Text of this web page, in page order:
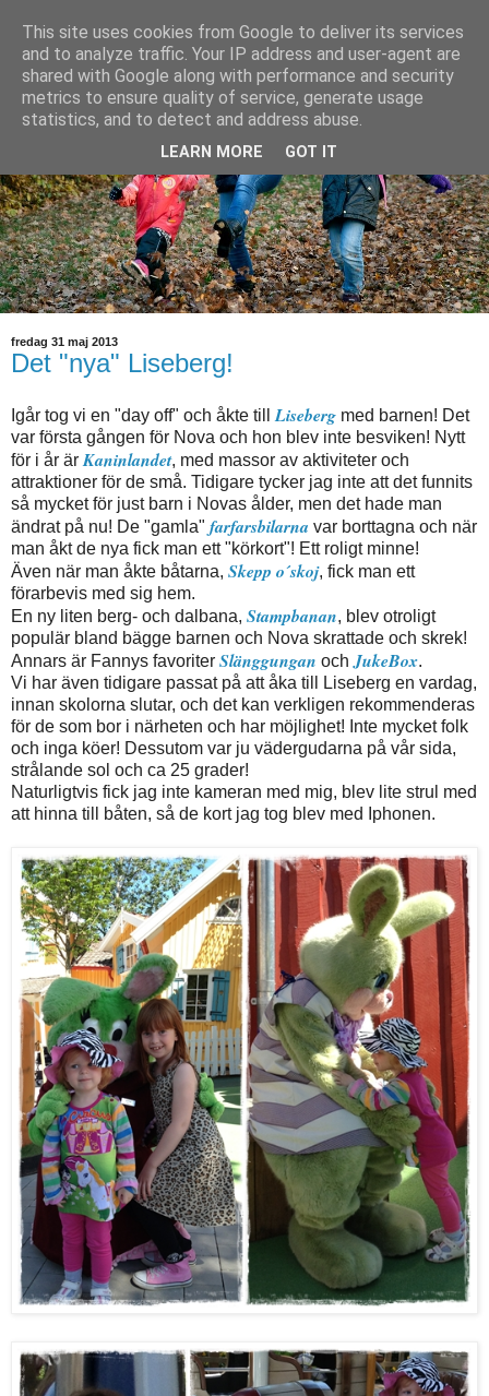
fredag 31 maj 2013
Det "nya" Liseberg!
Igår tog vi en "day off" och åkte tillLiseberg med barnen! Det
var första gången för Nova och hon blev inte besviken! Nytt
för i år ärKaninlandet, med massor av aktiviteter och
attraktioner för de små. Tidigare tycker jag inte att det funnits
så mycket för just barn i Novas ålder, men det hade man
ändrat på nu! De "gamla" farfarsbilarna var borttagna och när
man åkt de nya fick man ett "körkort"! Ett roligt minne!
Även när man åkte båtarna, Skepp o´skoj, fick man ett
förarbevis med sig hem.
En ny liten berg- och dalbana, Stampbanan, blev otroligt
populär bland bägge barnen och Nova skrattade och skrek!
Annars är Fannys favoriter Slänggungan ochJukeBox.
Vi har även tidigare passat på att åka till Liseberg en vardag,
innan skolorna slutar, och det kan verkligen rekommenderas
för de som bor i närheten och har möjlighet! Inte mycket folk
och inga köer! Dessutom var ju vädergudarna på vår sida,
strålande sol och ca 25 grader!
Naturligtvis fick jag inte kameran med mig, blev lite strul med
att hinna till båten, så de kort jag tog blev med Iphonen.
This site uses cookies from Google to deliver its services
and to analyze traffic. Your IP address and user-agent are
shared with Google along with performance and security
metrics to ensure quality of service, generate usage
statistics, and to detect and address abuse.
LEARN MORE GOT IT